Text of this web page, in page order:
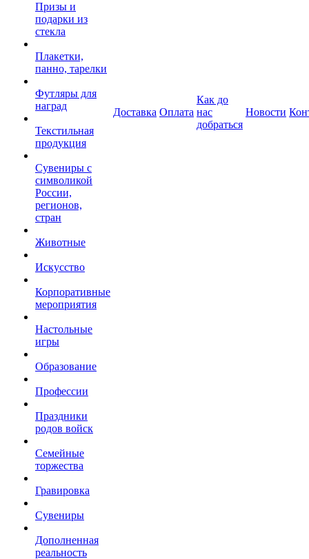
Призы и
подарки из
стекла
Плакетки,
панно, тарелки
Футляры для
наград
Текстильная
продукция
Сувениры с
символикой
России,
регионов,
стран
Животные
Искусство
Корпоративные
мероприятия
Настольные
игры
Образование
Профессии
Праздники
родов войск
Семейные
торжества
Гравировка
Сувениры
Дополненная
реальность
Доставка Оплата
Как до
нас
добраться
Новости